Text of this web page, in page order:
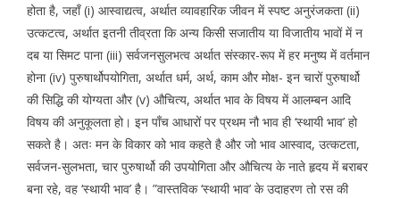
होता है, जहाँ (i) आस्वाद्यत्व, अर्थात व्यावहारिक जीवन में स्पष्ट अनुरंजकता (ii)
उत्कटत्व, अर्थात इतनी तीव्रता कि अन्य किसी सजातीय या विजातीय भावों में न
दब या सिमट पाना (iii) सर्वजनसुलभत्व अर्थात संस्कार-रूप में हर मनुष्य में वर्तमान
होना (iv) पुरुषार्थोपयोगिता, अर्थात धर्म, अर्थ, काम और मोक्ष- इन चारों पुरुषार्थो
की सिद्धि की योग्यता और (v) औचित्य, अर्थात भाव के विषय में आलम्बन आदि
विषय की अनुकूलता हो। इन पाँच आधारों पर प्रथम नौ भाव ही ‘स्थायी भाव’ हो
सकते है। अतः मन के विकार को भाव कहते है और जो भाव आस्वाद, उत्कटता,
सर्वजन-सुलभता, चार पुरुषार्थो की उपयोगिता और औचित्य के नाते हृदय में बराबर
बना रहे, वह ‘स्थायी भाव’ है। ”वास्तविक ‘स्थायी भाव’ के उदाहरण तो रस की